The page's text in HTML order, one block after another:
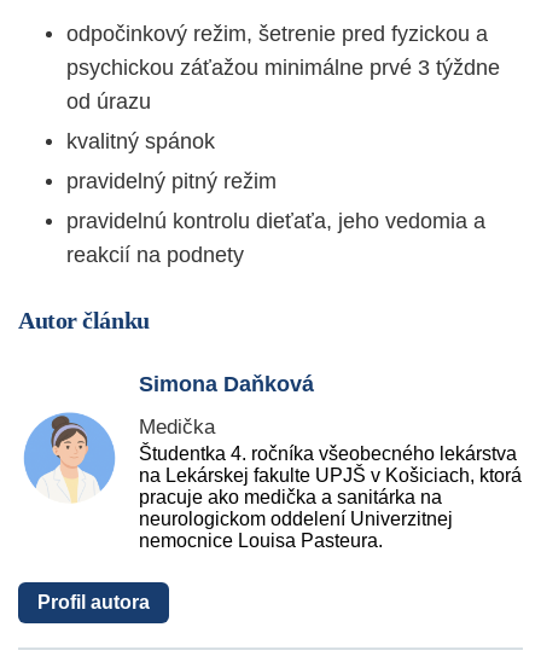
odpočinkový režim, šetrenie pred fyzickou a
psychickou záťažou minimálne prvé 3 týždne
od úrazu
kvalitný spánok
pravidelný pitný režim
pravidelnú kontrolu dieťaťa, jeho vedomia a
reakcií na podnety
Autor článku
Simona Daňková
Medička
Študentka 4. ročníka všeobecného lekárstva
na Lekárskej fakulte UPJŠ v Košiciach, ktorá
pracuje ako medička a sanitárka na
neurologickom oddelení Univerzitnej
nemocnice Louisa Pasteura.
Profil autora